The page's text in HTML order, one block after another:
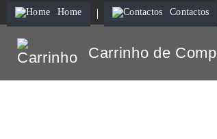
Home Contactos
Carrinho de